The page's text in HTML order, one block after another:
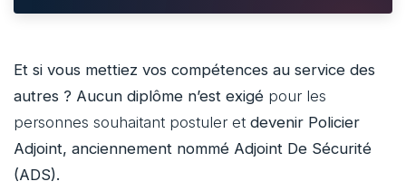
Et si vous mettiez vos compétences au service des
autres ? Aucun diplôme n’est exigé pour les
personnes souhaitant postuler et devenir Policier
Adjoint, anciennement nommé Adjoint De Sécurité
(ADS).